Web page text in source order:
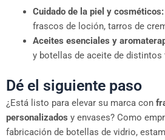
Cuidado de la piel y cosméticos:
frascos de loción, tarros de
Aceites esenciales y
y botellas de aceite de distintos
Dé el siguiente paso
¿Está listo para elevar su marca con
personalizados y envases? Como
fabricación de botellas de vidrio,